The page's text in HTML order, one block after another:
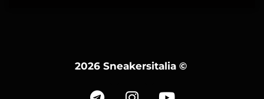
2026 Sneakersitalia ©